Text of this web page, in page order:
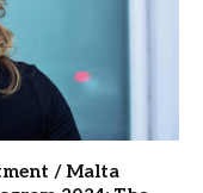
/ Malta